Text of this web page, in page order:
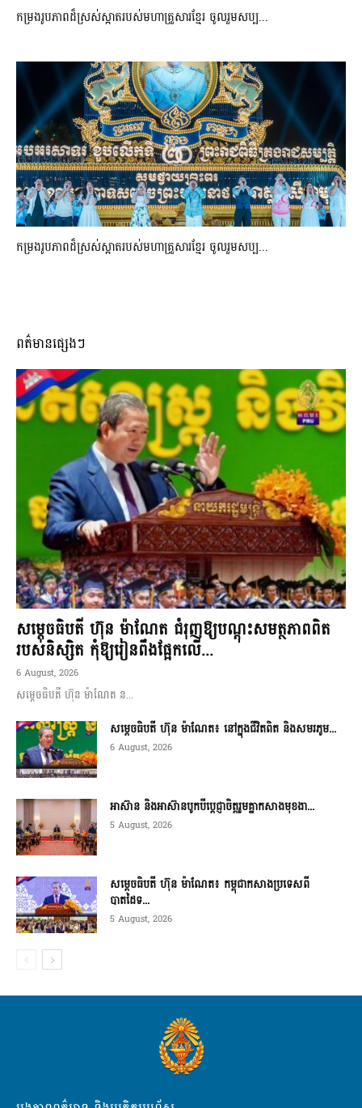
កម្រងរូបភាពដ៏ស្រស់ស្អាត​របស់មហាគ្រួសារខ្មែរ​ ចូលរួមសប្ប...
កម្រងរូបភាពដ៏ស្រស់ស្អាត​របស់មហាគ្រួសារខ្មែរ​ ចូលរួមសប្ប...
ពត៌មានផ្សេងៗ
សម្តេចធិបតី ហ៊ុន ម៉ាណែត ជំរុញឱ្យបណ្តុះសមត្ថភាពពិត
របស់និស្សិត កុំឱ្យរៀនពឹងផ្អែកលើ...
6 August, 2026
សម្តេចធិបតី ហ៊ុន ម៉ាណែត ន...
សម្តេចធិបតី ហ៊ុន ម៉ាណែត៖ នៅក្នុងជីវិតពិត និងសមរភូម...
6 August, 2026
អាស៊ាន និងអាស៊ានបូកបីប្តេជ្ញាចិត្តរួមគ្នាកសាងមុខងា...
5 August, 2026
សម្ដេចធិបតី ហ៊ុន ម៉ាណែត៖ កម្ពុជាកសាងប្រទេសពី
បាតដៃទ...
5 August, 2026